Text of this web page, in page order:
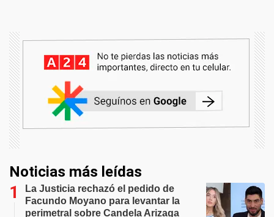
Noticias más leídas
La Justicia rechazó el pedido de
Facundo Moyano para levantar la
perimetral sobre Candela Arizaga